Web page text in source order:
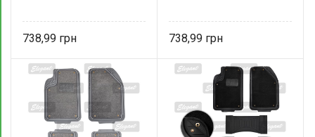
738,99 738,99